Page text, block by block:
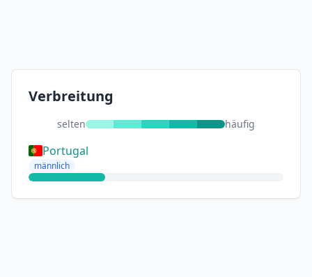
Verbreitung
selten häufig
Portugal
männlich